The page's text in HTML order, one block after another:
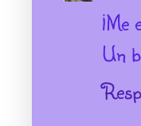
¡Me
Un